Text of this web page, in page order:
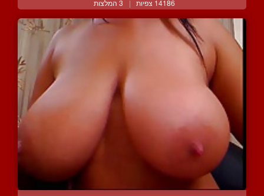
14186 צפיות | 3 המלצות